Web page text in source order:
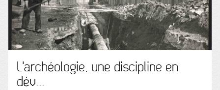
L'archéologie, une discipline en
dév...